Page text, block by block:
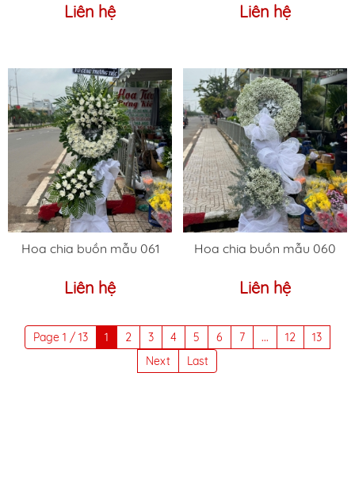
Liên hệ Liên hệ
Hoa chia buồn mẫu 061
Liên hệ
Hoa chia buồn mẫu 060
Liên hệ
Page 1 / 13 1 2 3 4 5 6 7 ... 12
13
Next
Last